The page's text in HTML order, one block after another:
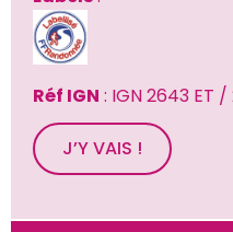
Réf IGN : IGN 2643 ET
J’Y VAIS !